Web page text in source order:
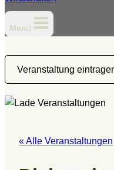
Menü
Veranstaltung
« Alle Veranstaltungen